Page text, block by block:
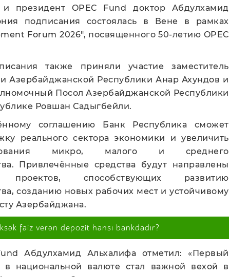
президент OPEC Fund доктор Абдулхамид
подписания состоялась в Вене в рамках
Forum 2026", посвященного 50-летию OPEC
также приняли участие заместитель
Азербайджанской Республики Анар Ахундов и
Посол Азербайджанской Республики
Ровшан Садыгбейли.
соглашению Банк Республика сможет
реального сектора экономики и увеличить
микро, малого и среднего
Привлечённые средства будут направлены
способствующих развитию
созданию новых рабочих мест и устойчивому
Азербайджана.
faiz verən depozit hansı bankdadır?
Абдулхамид Альхалифа отметил: «Первый
в национальной валюте стал важной вехой в